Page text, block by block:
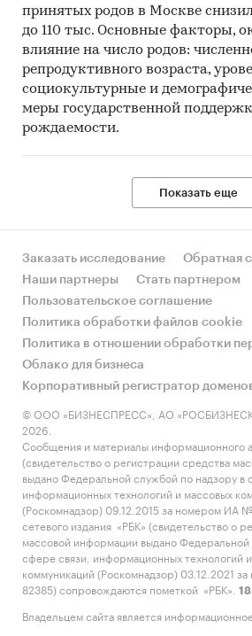
принятых родов в Москве
до 110 тыс. Основные факторы,
влияние на число родов:
репродуктивного возраста,
социокультурные и
меры государственной
рождаемости.
Показать еще
Заказать исследование
Обратная
Наши партнеры
Стать партнером
Пользовательское соглашение
Политика обработки файлов cookie
Политика в отношении обработки
Облако для бизнеса
Корпоративный регистратор
© ООО «БИЗНЕСПРЕСС», АО
2026.
Сообщения и материалы информационного
(свидетельство о регистрации средства
выдано Федеральной службой по надзору в
информационных технологий и массовых
(Роскомнадзор) 09.12.2015 за номером ИА
сетевого издания «РБК» (свидетельство о
массовой информации выдано
сфере связи, информационных технологий
коммуникаций (Роскомнадзор) 03.12.2021
82385) сопровождаются пометкой «РБК».
Владельцем сайта является